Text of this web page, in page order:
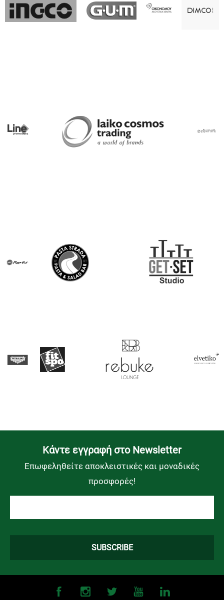
Kάντε εγγραφή στο Newsletter
Επωφεληθείτε αποκλειστικές και μοναδικές
προσφορές!